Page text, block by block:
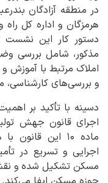
در منطقه آزادگان
هرمزگان و اداره کل
دستور کار این نشست
مذکور، شامل بررسی
املاک مرتبط با آموزش
و بررسی‌های کارشناسی،
دسینه با تأکید بر
اجرای قانون جهش
ماده ۱۰ این
اجرایی و تسریع در
مسکن تشکیل شده و نقش